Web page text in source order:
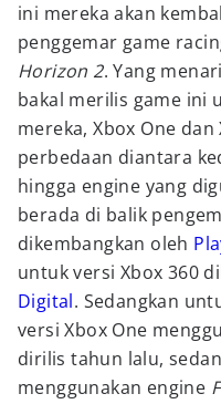
ini mereka akan
penggemar game
Horizon 2. Yang
bakal merilis game ini
mereka, Xbox One
perbedaan diantara
hingga engine yang
berada di balik
dikembangkan oleh
untuk versi Xbox 360
Digital. Sedangkan
versi Xbox One
dirilis tahun lalu,
menggunakan engine